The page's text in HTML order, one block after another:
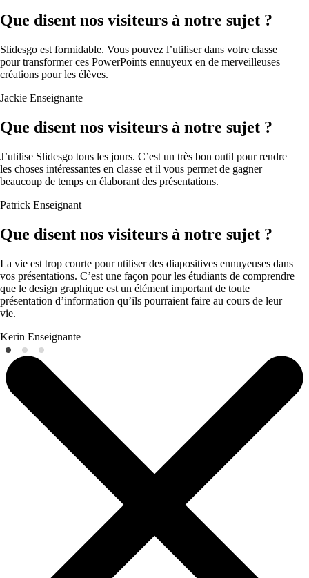
Que disent nos visiteurs à notre sujet ?
Slidesgo est formidable. Vous pouvez l’utiliser dans votre classe
pour transformer ces PowerPoints ennuyeux en de merveilleuses
créations pour les élèves.
Jackie Enseignante
Que disent nos visiteurs à notre sujet ?
J’utilise Slidesgo tous les jours. C’est un très bon outil pour rendre
les choses intéressantes en classe et il vous permet de gagner
beaucoup de temps en élaborant des présentations.
Patrick Enseignant
Que disent nos visiteurs à notre sujet ?
La vie est trop courte pour utiliser des diapositives ennuyeuses dans
vos présentations. C’est une façon pour les étudiants de comprendre
que le design graphique est un élément important de toute
présentation d’information qu’ils pourraient faire au cours de leur
vie.
Kerin Enseignante